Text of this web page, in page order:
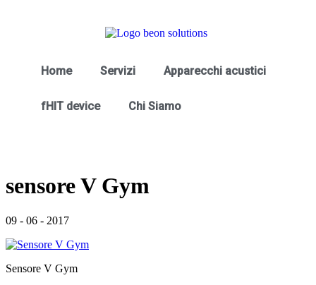
Home Servizi Apparecchi acustici
fHIT device Chi Siamo
sensore V Gym
09 - 06 - 2017
Sensore V Gym